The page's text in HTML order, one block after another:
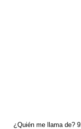
¿Quién me llama de?